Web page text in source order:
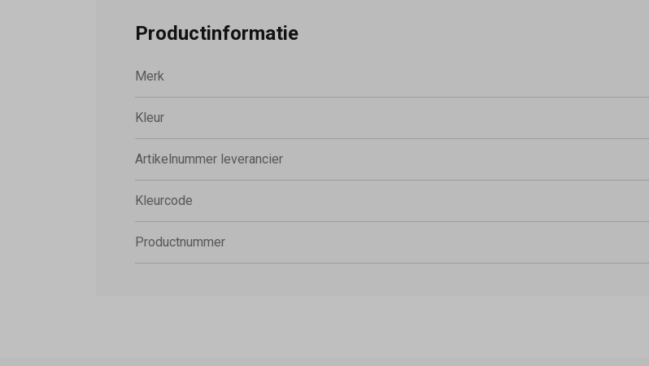
Productinformatie
Merk
Kleur
Artikelnummer leverancier
Kleurcode
Productnummer